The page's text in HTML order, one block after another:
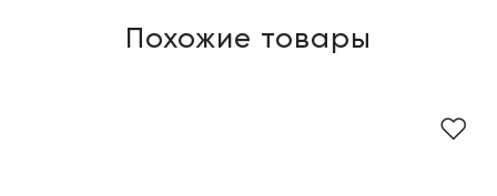
Похожие товары